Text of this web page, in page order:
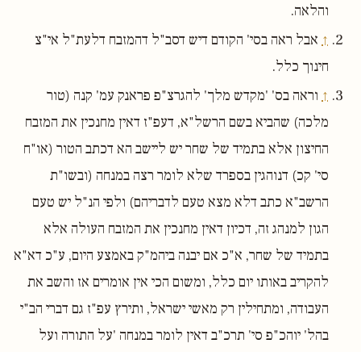
והלאה.
↑ אבל ראה בסי' הקודם דיש דסב"ל דהמזבח דלעת"ל אי"צ
חינוך כלל.
↑ וראה בס' 'מקדש מלך' להגרצ"פ פראנק עמ' קנה (טור
מלכה) שהביא בשם הרשל"א, דעפ"ז דאין מחנכין את המזבח
החיצון אלא בתמיד של שחר יש ליישב הא דכתב הטור (או"ח
סי' קכ) דנוהגין בספרד שלא לומר רצה במנחה (ובשו"ת
הרשב"א כתב דלא מצא טעם לדבריהם) ולפי הנ"ל יש טעם
הגון למנהג זה, דכיון דאין מחנכין את המזבח העולה אלא
בתמיד של שחר, א"כ אם יבנה ביהמ"ק באמצע היום, ע"כ דא"א
להקריב באותו יום כלל, ומשום הכי אין אומרים אז והשב את
העבודה, ומתחילין רק מאשי ישראל, ותירץ עפ"ז גם דברי הב"י
בהל' יוהכ"פ סי' תרכ"ב דאין לומר במנחה 'על התורה ועל